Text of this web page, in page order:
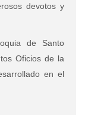
devotos y
de Santo
Oficios de la
en el